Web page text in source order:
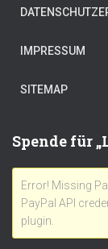
IMPRESSUM
SITEMAP
Spende für
Error! Missing
PayPal API
plugin.